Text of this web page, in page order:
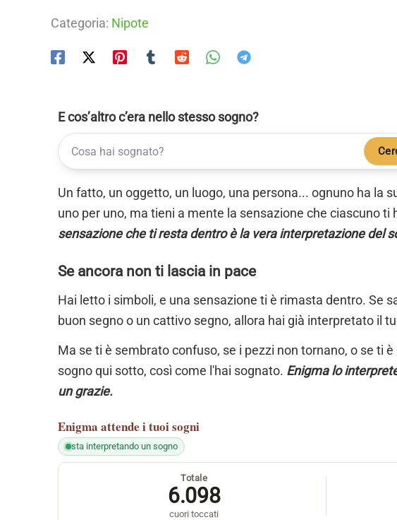
Categoria: Nipote
E cos’altro c’era nello stesso sogno?
Un fatto, un oggetto, un luogo, una persona... ognuno ha la
uno per uno, ma tieni a mente la sensazione che ciascuno ti
sensazione che ti resta dentro è la vera interpretazione del
Se ancora non ti lascia in pace
Hai letto i simboli, e una sensazione ti è rimasta dentro. Se
buon segno o un cattivo segno, allora hai già interpretato il
Ma se ti è sembrato confuso, se i pezzi non tornano, o se ti
sogno qui sotto, così come l'hai sognato. Enigma lo
un grazie.
Enigma attende i tuoi sogni
sta interpretando un sogno
Totale
6.098
cuori toccati